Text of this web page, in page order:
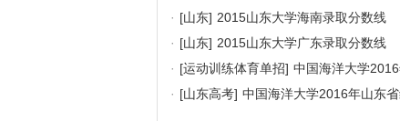
· [山东] 2015山东大学海南录取分数线
· [山东] 2015山东大学广东录取分数线
· [运动训练体育单招] 中国海洋大学
· [山东高考] 中国海洋大学2016年山东